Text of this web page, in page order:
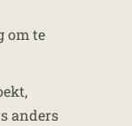
om te
anders